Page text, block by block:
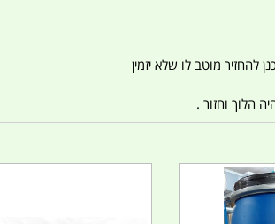
להחזיר מוטב לו שלא יזמין
הלוך וחזור .